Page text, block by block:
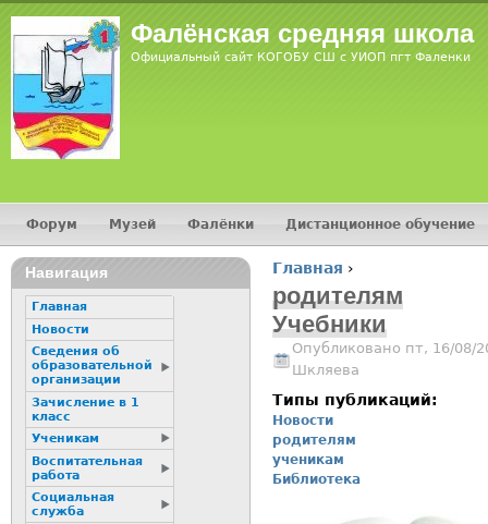
Фалёнская средняя школа
Официальный сайт КОГОБУ СШ с УИОП пгт Фаленки
Вы здесь
Главная ›
родителям
Учебники
Опубликовано пт, 16/08/
Шкляева
Типы публикаций:
Новости
родителям
ученикам
Библиотека
Главное меню
Форум Музей Фалёнки Дистанционное обучение
Навигация
Главная
Новости
Сведения об
образовательной
организации
Зачисление в 1
класс
Ученикам
Воспитательная
работа
Социальная
служба